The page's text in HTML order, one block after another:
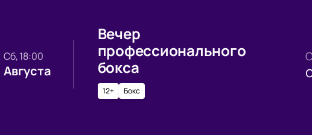
сб, 18:00
Августа
Вечер
профессионального
бокса
12+ Бокс